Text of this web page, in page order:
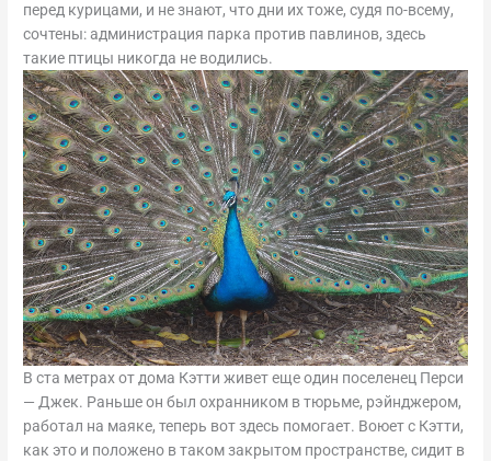
перед курицами, и не знают, что дни их тоже, судя по-всему,
сочтены: администрация парка против павлинов, здесь
такие птицы никогда не водились.
В ста метрах от дома Кэтти живет еще один поселенец Перси
— Джек. Раньше он был охранником в тюрьме, рэйнджером,
работал на маяке, теперь вот здесь помогает. Воюет с Кэтти,
как это и положено в таком закрытом пространстве, сидит в